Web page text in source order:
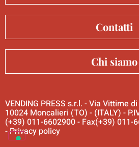
Contatti
Chi siamo
VENDING PRESS s.r.l. - Via Vittime
10024 Moncalieri (TO) - (ITALY) -
(+39) 011-6602900 - Fax(+39) 011-
-Privacy policy